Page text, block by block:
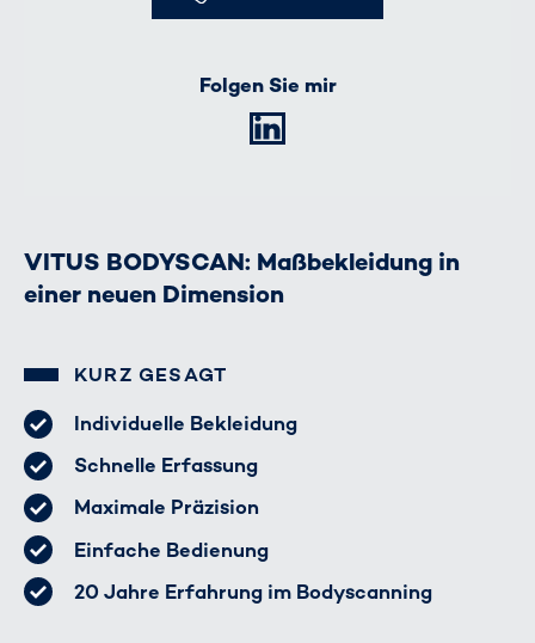
Folgen Sie mir
VITUS BODYSCAN: Maßbekleidung in
einer neuen Dimension
KURZ GESAGT
Individuelle Bekleidung
Schnelle Erfassung
Maximale Präzision
Einfache Bedienung
20 Jahre Erfahrung im Bodyscanning